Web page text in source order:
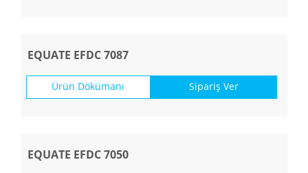
EQUATE EFDC 7087
Ürün Dökümanı Sipariş Ver
EQUATE EFDC 7050